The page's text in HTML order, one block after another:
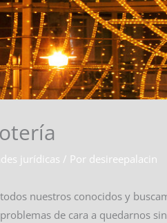
jurídicas / Por desireepalacin
nuestros conocidos y
de cara a quedarnos